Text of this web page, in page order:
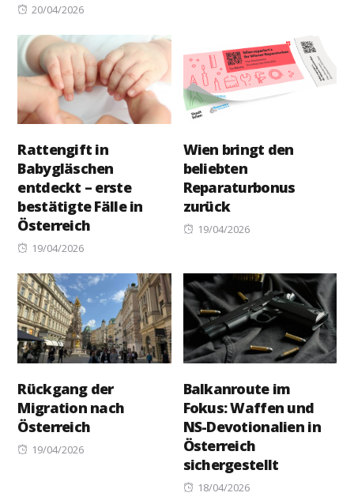
Posted
20/04/2026
Rattengift in
Babygläschen
entdeckt – erste
bestätigte Fälle in
Österreich
Posted
19/04/2026
Wien bringt den
beliebten
Reparaturbonus
zurück
Posted
19/04/2026
Rückgang der
Migration nach
Österreich
Posted
19/04/2026
Balkanroute im
Fokus: Waffen und
NS-Devotionalien in
Österreich
sichergestellt
Posted
18/04/2026